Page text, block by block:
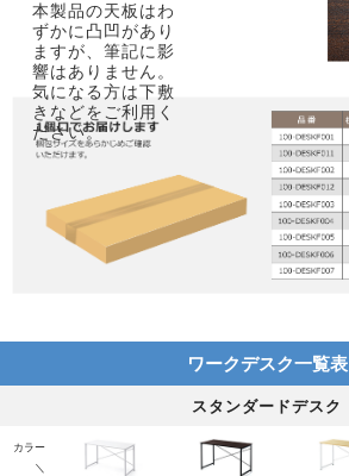
本製品の天板はわ
ずかに凸凹があり
ますが、筆記に影
響はありません。
気になる方は下敷
きなどをご利用く
ださい。
ワークデスク一覧表
スタンダードデスク
カラー
＼